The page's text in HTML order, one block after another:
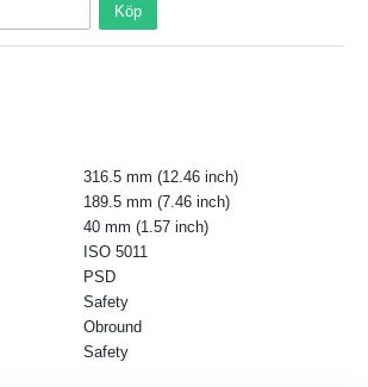
Köp
316.5 mm (12.46 inch)
189.5 mm (7.46 inch)
40 mm (1.57 inch)
ISO 5011
PSD
Safety
Obround
Safety